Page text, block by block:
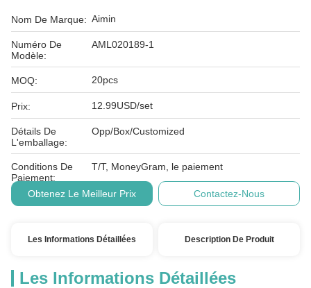
Nom De Marque: Aimin
Numéro De
Modèle:
AML020189-1
MOQ: 20pcs
Prix: 12.99USD/set
Détails De
L'emballage:
Opp/Box/Customized
Conditions De
Paiement:
T/T, MoneyGram, le paiement
Obtenez Le Meilleur Prix Contactez-Nous
Les Informations Détaillées Description De Produit
Les Informations Détaillées